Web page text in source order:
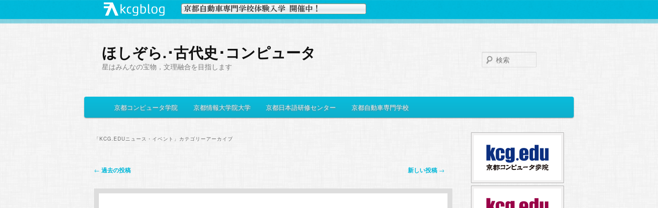
ほしぞら.･古代史･コンピュータ
星はみんなの宝物，文理融合を目指します
イ
メ
サ
京都コンピュータ学院 京都情報大学院大学 京都日本語研修センター 京都自動車専門学校
「KCG.EDUニュース・イベント 」カテゴリーアーカイブ
投
ナ
← 過去の投稿 新しい投稿 →